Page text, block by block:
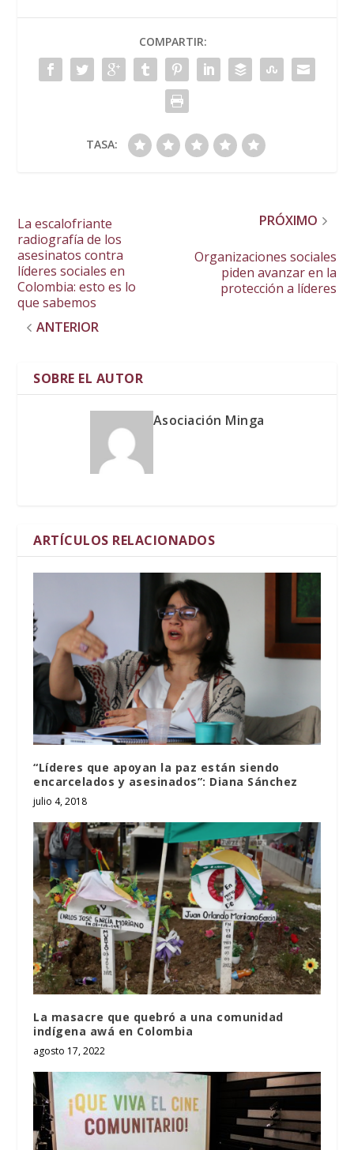
COMPARTIR:
TASA:
La escalofriante
radiografía de los
asesinatos contra
líderes sociales en
Colombia: esto es lo
que sabemos
ANTERIOR
PRÓXIMO
Organizaciones sociales
piden avanzar en la
protección a líderes
SOBRE EL AUTOR
Asociación Minga
ARTÍCULOS RELACIONADOS
“Líderes que apoyan la paz están siendo
encarcelados y asesinados”: Diana Sánchez
julio 4, 2018
La masacre que quebró a una comunidad
indígena awá en Colombia
agosto 17, 2022